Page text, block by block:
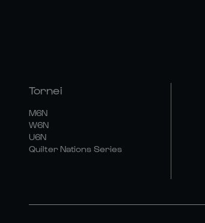
Tornei
M6N
W6N
U6N
Quilter Nations Series